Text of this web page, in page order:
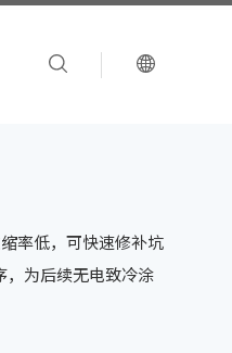
率低，可快速修补坑
，为后续无电致冷涂